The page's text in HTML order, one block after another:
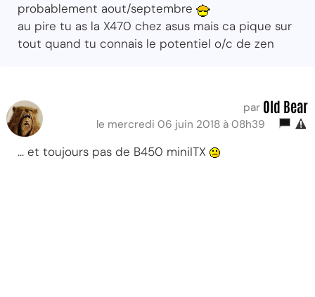
probablement aout/septembre
au pire tu as la X470 chez asus mais ca pique sur
tout quand tu connais le potentiel o/c de zen
par Old Bear
le mercredi 06 juin 2018 à 08h39
... et toujours pas de B450 miniITX